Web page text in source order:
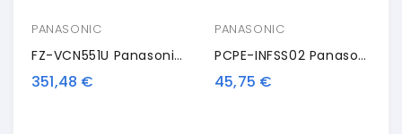
PANASONIC
FZ-VCN551U Panasonic Extended I/O Port
351,48 €
PANASONIC
PCPE-INFSS02 Panasonic Shoulder Strap
45,75 €